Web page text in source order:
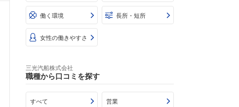
働く環境 長所・短所
女性の働きやすさ
三光汽船株式会社
職種から口コミを探す
すべて 営業